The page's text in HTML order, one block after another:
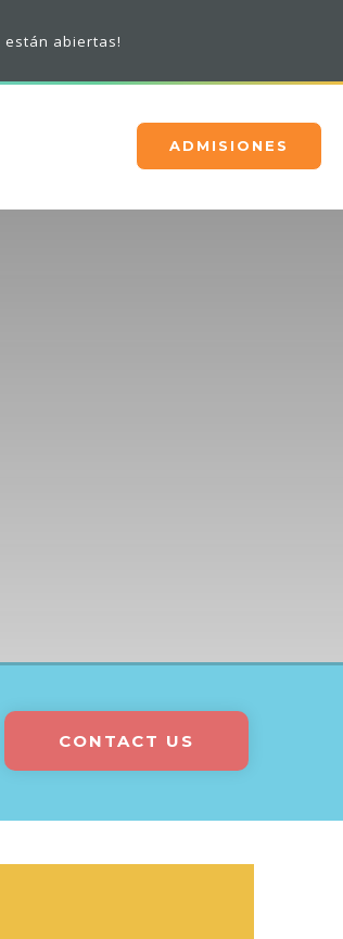
ADMISIONES
CONTACT US